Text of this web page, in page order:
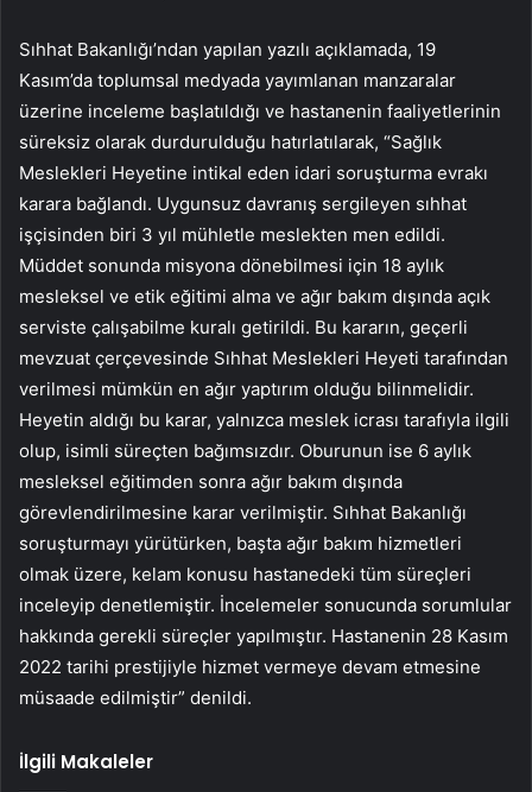
Sıhhat Bakanlığı’ndan yapılan yazılı açıklamada, 19
Kasım’da toplumsal medyada yayımlanan manzaralar
üzerine inceleme başlatıldığı ve hastanenin faaliyetlerinin
süreksiz olarak durdurulduğu hatırlatılarak, “Sağlık
Meslekleri Heyetine intikal eden idari soruşturma evrakı
karara bağlandı. Uygunsuz davranış sergileyen sıhhat
işçisinden biri 3 yıl mühletle meslekten men edildi.
Müddet sonunda misyona dönebilmesi için 18 aylık
mesleksel ve etik eğitimi alma ve ağır bakım dışında açık
serviste çalışabilme kuralı getirildi. Bu kararın, geçerli
mevzuat çerçevesinde Sıhhat Meslekleri Heyeti tarafından
verilmesi mümkün en ağır yaptırım olduğu bilinmelidir.
Heyetin aldığı bu karar, yalnızca meslek icrası tarafıyla ilgili
olup, isimli süreçten bağımsızdır. Oburunun ise 6 aylık
mesleksel eğitimden sonra ağır bakım dışında
görevlendirilmesine karar verilmiştir. Sıhhat Bakanlığı
soruşturmayı yürütürken, başta ağır bakım hizmetleri
olmak üzere, kelam konusu hastanedeki tüm süreçleri
inceleyip denetlemiştir. İncelemeler sonucunda sorumlular
hakkında gerekli süreçler yapılmıştır. Hastanenin 28 Kasım
2022 tarihi prestijiyle hizmet vermeye devam etmesine
müsaade edilmiştir” denildi.
İlgili Makaleler